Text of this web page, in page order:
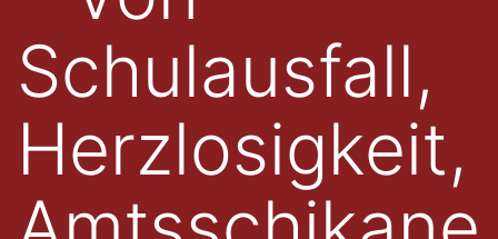
Schulausfall,
Herzlosigkeit,